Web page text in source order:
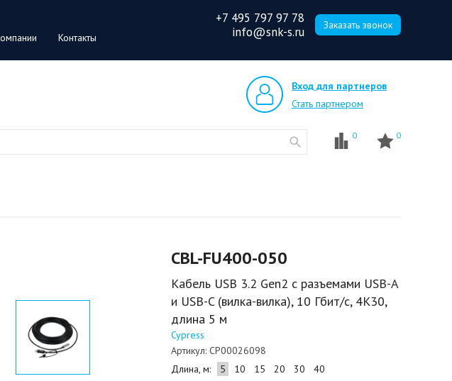
Контакты
+7 495 797 97 78
info@snk-s.ru
Заказать звонок
Вход для партнеров
Стать партнером
0 0
CBL-FU400-050
Кабель USB 3.2 Gen2 с разъемами USB-A
и USB-C (вилка-вилка), 10 Гбит/с, 4К30,
длина 5 м
Cypress
Артикул: CP00026098
Длина, м:
5 10 15 20 30 40